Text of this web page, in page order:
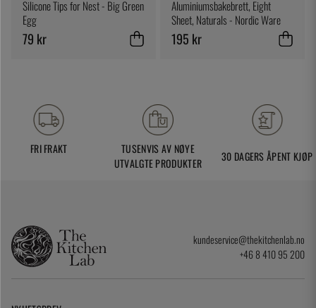
Silicone Tips for Nest - Big Green
Egg
79 kr
Aluminiumsbakebrett, Eight
Sheet, Naturals - Nordic Ware
195 kr
FRI FRAKT
TUSENVIS AV NØYE
UTVALGTE PRODUKTER
30 DAGERS ÅPENT KJØP
kundeservice@thekitchenlab.no
+46 8 410 95 200